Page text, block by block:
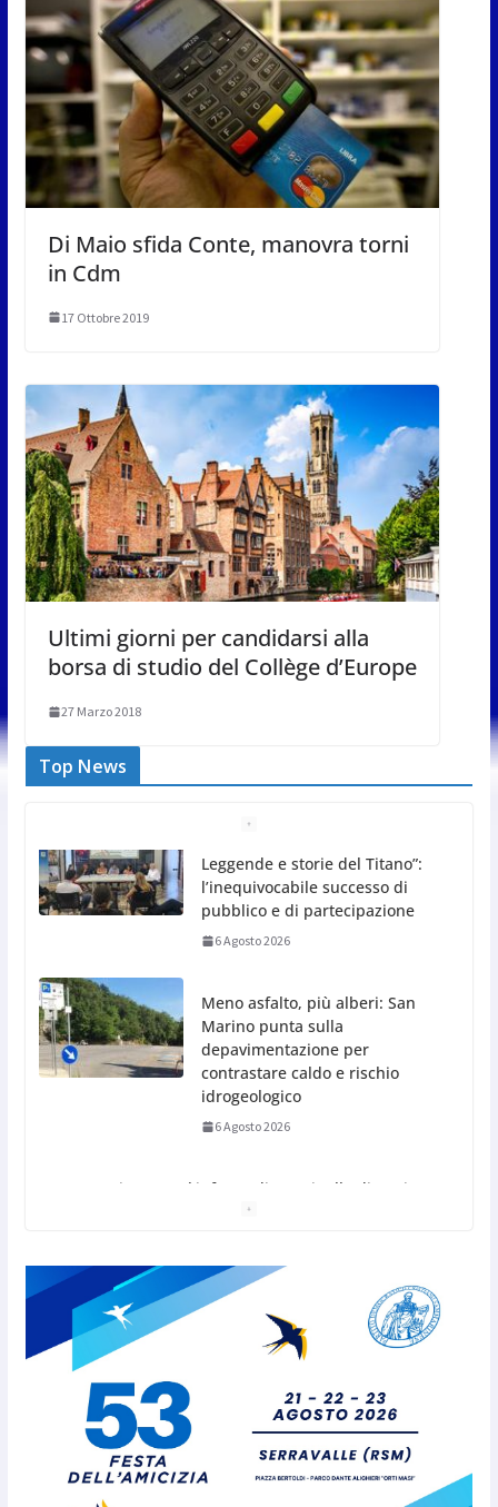
Di Maio sfida Conte, manovra torni
in Cdm
17 Ottobre 2019
Ultimi giorni per candidarsi alla
borsa di studio del Collège d’Europe
27 Marzo 2018
Top News
Meno asfalto, più alberi: San
Marino punta sulla
depavimentazione per
contrastare caldo e rischio
6 Agosto 2026
San Marino. USL: l’inferno di
Marcinelle diventi monito e
memoria collettiva
6 Agosto 2026
Protezione Civile San Marino.
Incendi boschivi: attivazione
della fase preliminare di
6 Agosto 2026
“San Marino Antiqua –
Leggende e storie del Titano”: